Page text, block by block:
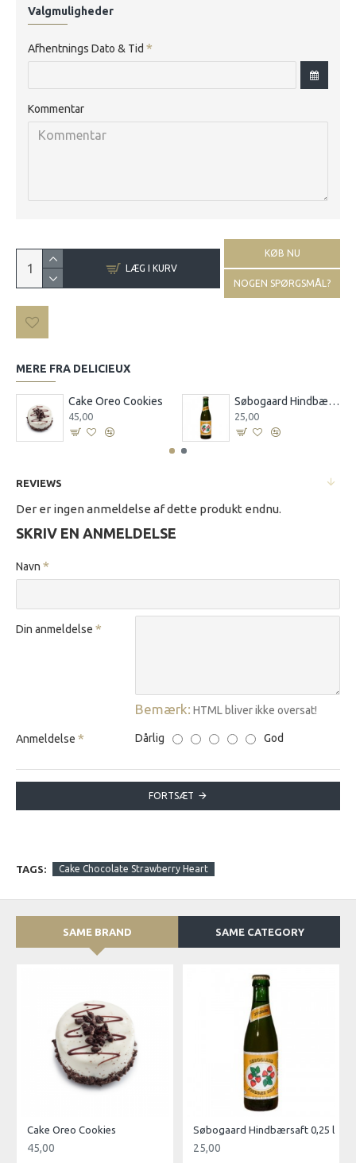
Valgmuligheder
Afhentnings Dato & Tid
Kommentar
LÆG I KURV
KØB NU
NOGEN SPØRGSMÅL?
MERE FRA DELICIEUX
Cake Oreo Cookies
45,00
Søbogaard Hindbærsaft 0,25 l
25,00
REVIEWS
Der er ingen anmeldelse af dette produkt endnu.
SKRIV EN ANMELDELSE
Navn
Din anmeldelse
Bemærk: HTML bliver ikke oversat!
Anmeldelse Dårlig God
FORTSÆT
TAGS: Cake Chocolate Strawberry Heart
SAME BRAND SAME CATEGORY
Cake Oreo Cookies
45,00
Søbogaard Hindbærsaft 0,25 l
25,00